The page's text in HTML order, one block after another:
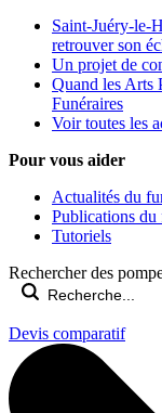
Saint-Juéry-le-
retrouver son
Un projet de
Quand les Arts
Funéraires
Voir toutes les
Pour vous aider
Actualités du
Publications du
Tutoriels
Rechercher des
Devis comparatif